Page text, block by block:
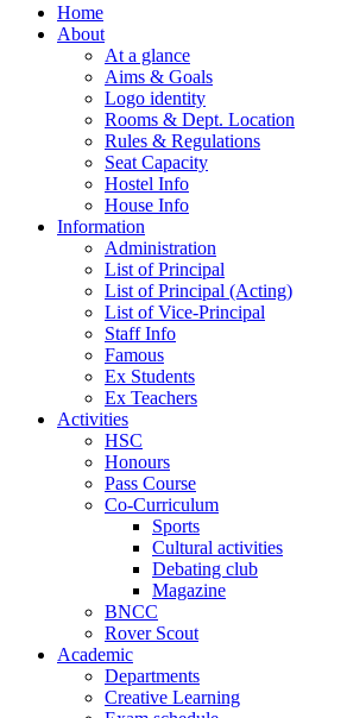
Home
About
At a glance
Aims & Goals
Logo identity
Rooms & Dept. Location
Rules & Regulations
Seat Capacity
Hostel Info
House Info
Information
Administration
List of Principal
List of Principal (Acting)
List of Vice-Principal
Staff Info
Famous
Ex Students
Ex Teachers
Activities
HSC
Honours
Pass Course
Co-Curriculum
Sports
Cultural activities
Debating club
Magazine
BNCC
Rover Scout
Academic
Departments
Creative Learning